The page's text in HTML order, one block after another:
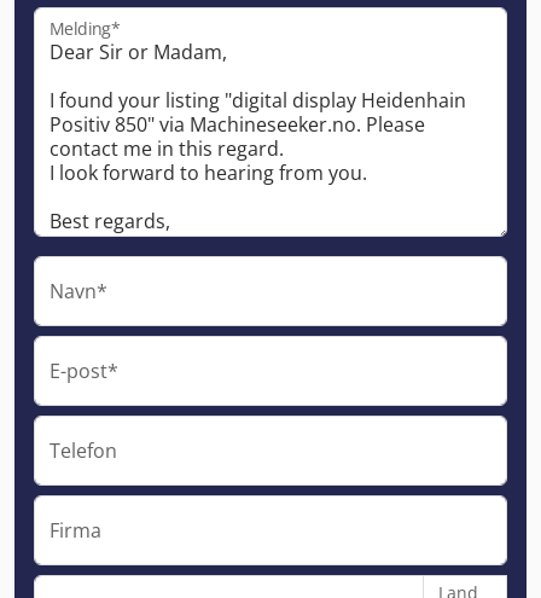
Melding*
Navn*
E-post*
Telefon
Firma
Land